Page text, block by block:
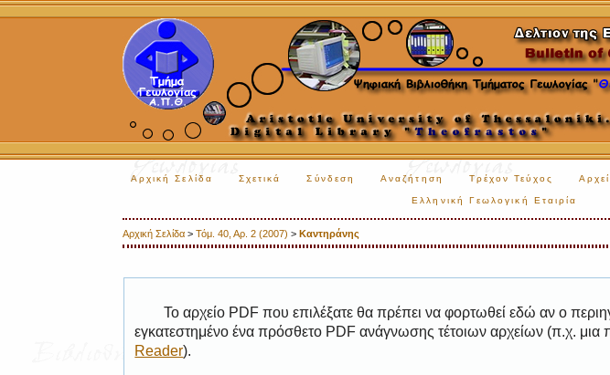
Αρχική Σελίδα Σχετικά Σύνδεση Αναζήτηση Τρέχον Τεύχος
Ελληνική Γεωλογική Εταιρία
Αρχική Σελίδα >Τόμ. 40, Αρ. 2 (2007) >Καντηράνης
Το αρχείο PDF που επιλέξατε θα πρέπει να φορτωθεί εδώ αν ο
εγκατεστημένο ένα πρόσθετο PDF ανάγνωσης τέτοιων αρχείων (π.χ.
Reader).